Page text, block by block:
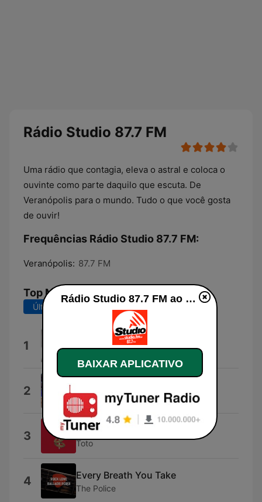
Rádio Studio 87.7 FM
Uma rádio que contagia, eleva o astral e coloca o
ouvinte como parte daquilo que escuta. De
Veranópolis para o mundo. Tudo o que você gosta
de ouvir!
Frequências Rádio Studio 87.7 FM:
Veranópolis: 87.7 FM
Top Músicas
Últimos 7 dias
1 Kiss On My List
2 Miley Cyrus
3 Rosanna
Toto
4 Every Breath You Take
The Police
Rádio Studio 87.7 FM ao vivo
BAIXAR APLICATIVO